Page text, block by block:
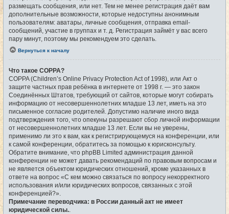
размещать сообщения, или нет. Тем не менее регистрация даёт вам
дополнительные возможности, которые недоступны анонимным
пользователям: аватары, личные сообщения, отправка email-
сообщений, участие в группах и т. д. Регистрация займёт у вас всего
пару минут, поэтому мы рекомендуем это сделать.
Вернуться к началу
Что такое COPPA?
COPPA (Children’s Online Privacy Protection Act of 1998), или Акт о
защите частных прав ребёнка в интернете от 1998 г. — это закон
Соединённых Штатов, требующий от сайтов, которые могут собирать
информацию от несовершеннолетних младше 13 лет, иметь на это
письменное согласие родителей. Допустимо наличие иного вида
подтверждения того, что опекуны разрешают сбор личной информации
от несовершеннолетних младше 13 лет. Если вы не уверены,
применимо ли это к вам, как к регистрирующемуся на конференции, или
к самой конференции, обратитесь за помощью к юрисконсульту.
Обратите внимание, что phpBB Limited администрация данной
конференции не может давать рекомендаций по правовым вопросам и
не является объектом юридических отношений, кроме указанных в
ответе на вопрос «С кем можно связаться по вопросу некорректного
использования и/или юридических вопросов, связанных с этой
конференцией?».
Примечание переводчика: в России данный акт не имеет
юридической силы.